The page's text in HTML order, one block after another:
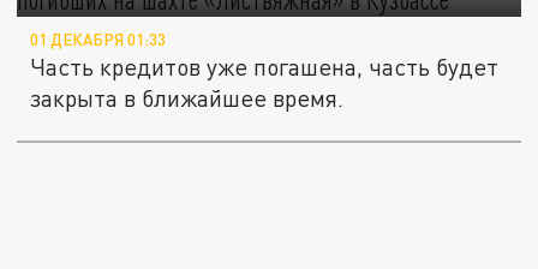
01 ДЕКАБРЯ 01:33
Часть кредитов уже погашена, часть будет
закрыта в ближайшее время.